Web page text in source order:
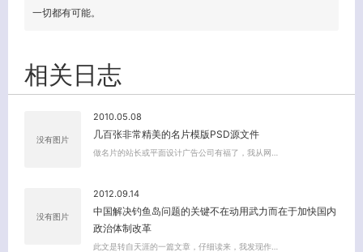
一切都有可能。
相关日志
没有图片
2010.05.08
几百张非常精美的名片模版PSD源文件
做名片的站长或平面设计广告公司有福了，我从网…
没有图片
2012.09.14
中国解决钓鱼岛问题的关键不在动用武力而在于加快国内
政治体制改革
此文是转自天涯的一篇文章，仔细读来，我发现作…
关闭弹窗